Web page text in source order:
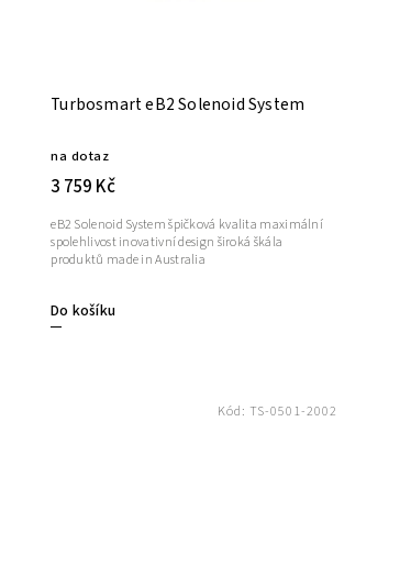
Turbosmart eB2 Solenoid System
na dotaz
3 759 Kč
Do košíku
eB2 Solenoid System špičková kvalita maximální
spolehlivost inovativní design široká škála
produktů made in Australia
Kód: TS-0501-2002